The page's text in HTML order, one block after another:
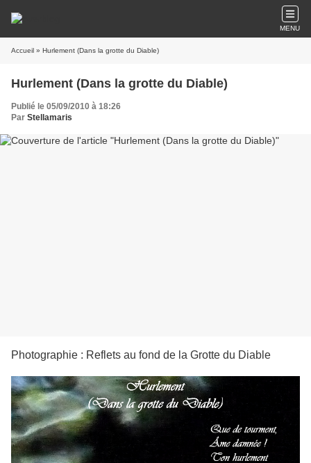
MENU
Accueil » Hurlement (Dans la grotte du Diable)
Hurlement (Dans la grotte du Diable)
Publié le 05/09/2010 à 18:26
Par Stellamaris
Photographie : Reflets au fond de la Grotte du Diable